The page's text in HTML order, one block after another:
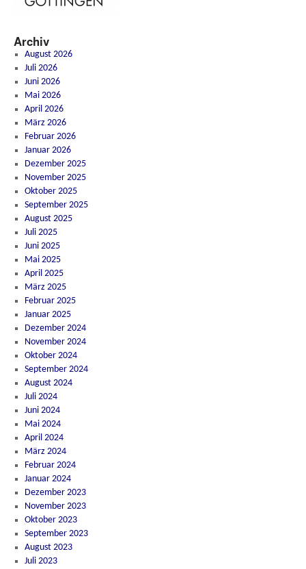
Archiv
August 2026
Juli 2026
Juni 2026
Mai 2026
April 2026
März 2026
Februar 2026
Januar 2026
Dezember 2025
November 2025
Oktober 2025
September 2025
August 2025
Juli 2025
Juni 2025
Mai 2025
April 2025
März 2025
Februar 2025
Januar 2025
Dezember 2024
November 2024
Oktober 2024
September 2024
August 2024
Juli 2024
Juni 2024
Mai 2024
April 2024
März 2024
Februar 2024
Januar 2024
Dezember 2023
November 2023
Oktober 2023
September 2023
August 2023
Juli 2023